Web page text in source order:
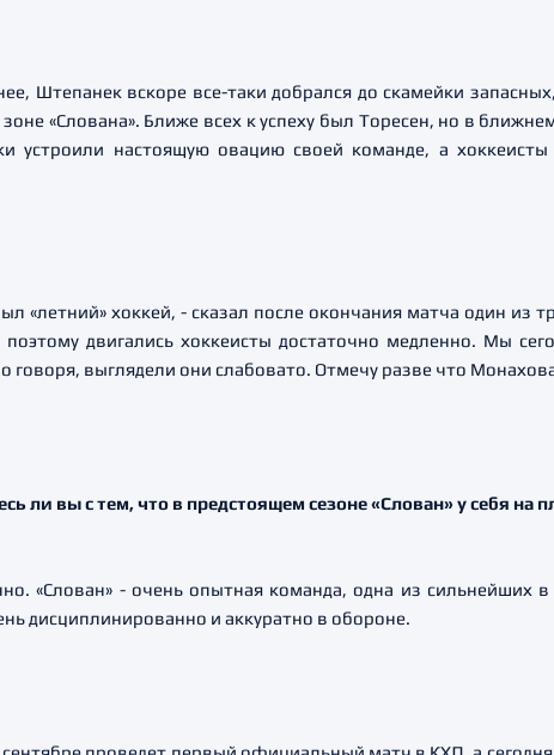
Штепанек вскоре все-таки добрался до скамейки
зоне «Слована». Ближе всех к успеху был Торесен, но в
устроили настоящую овацию своей команде, а
«летний» хоккей, - сказал после окончания матча один из
поэтому двигались хоккеисты достаточно медленно. Мы
говоря, выглядели они слабовато. Отмечу разве что
ли вы с тем, что в предстоящем сезоне «Слован» у себя
«Слован» - очень опытная команда, одна из сильнейших
дисциплинированно и аккуратно в обороне.